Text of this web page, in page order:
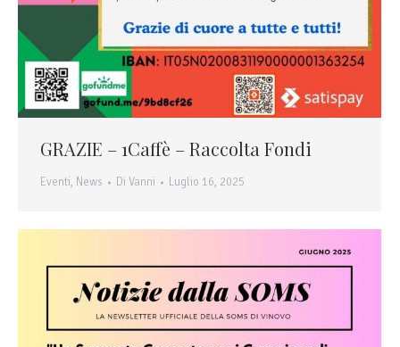
GRAZIE – 1Caffè – Raccolta Fondi
Eventi, News Di Vanni Luglio 16, 2025